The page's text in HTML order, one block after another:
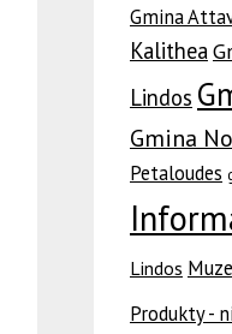
Gmina
Kalithea
Lindos
Gmina
Petaloudes
Lindos
Produkty -